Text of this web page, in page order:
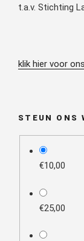
t.a.v. Stichting
klik hier voor
STEUN ONS
plan_select
€10,00
€25,00